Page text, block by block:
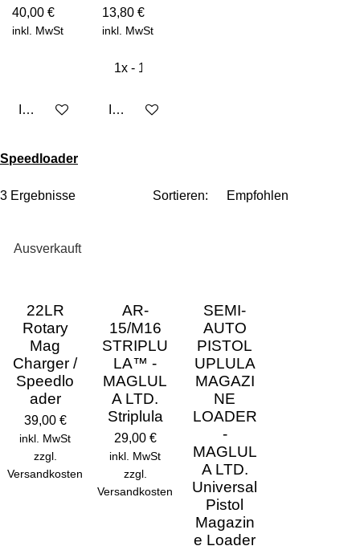
40,00 €
inkl. MwSt
In den Warenkorb
13,80 €
inkl. MwSt
In den Warenkorb
Speedloader
3 Ergebnisse Sortieren:
Ausverkauft
22LR
Rotary
Mag
Charger /
Speedlo
ader
39,00 €
inkl. MwSt
zzgl.
Versandkosten
AR-
15/M16
STRIPLU
LA™ -
MAGLUL
A LTD.
Striplula
29,00 €
inkl. MwSt
zzgl.
Versandkosten
SEMI-
AUTO
PISTOL
UPLULA
MAGAZI
NE
LOADER
-
MAGLUL
A LTD.
Universal
Pistol
Magazin
e Loader